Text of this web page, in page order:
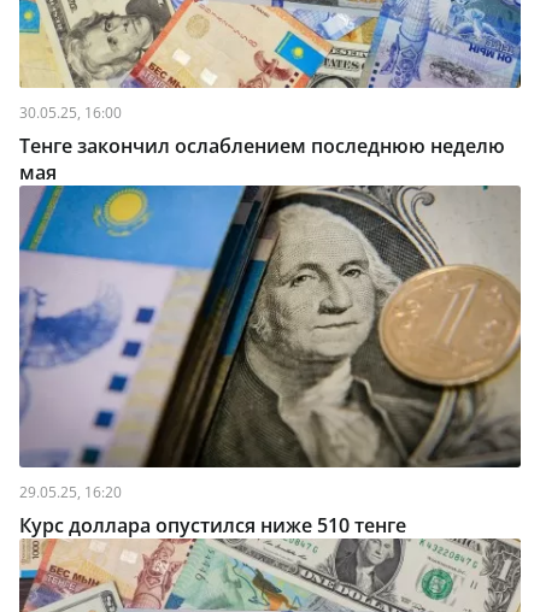
30.05.25, 16:00
Тенге закончил ослаблением последнюю неделю
мая
29.05.25, 16:20
Курс доллара опустился ниже 510 тенге